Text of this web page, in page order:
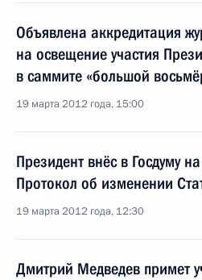
Объявлена аккредитация
на освещение участия
в саммите «большой
19 марта 2012 года, 15:00
Президент внёс в Госдуму
Протокол об изменении
19 марта 2012 года, 12:30
Дмитрий Медведев примет